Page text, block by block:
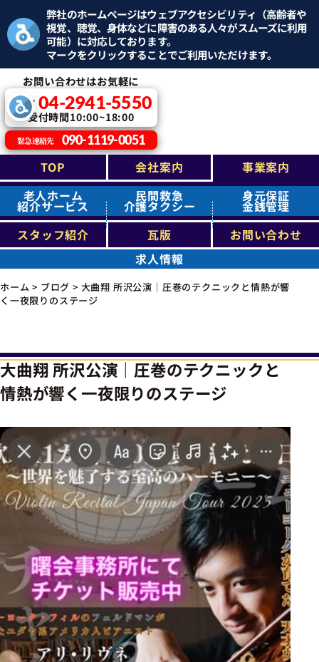
弊社のホームページはウェブアクセシビリティ（高齢者や
視覚、聴覚、身体などに障害のある人々がスムーズに利用
可能）に対応しております。
マークをクリックすることでご利用いただけます。
お問い合わせはお気軽に
TEL：04-2941-5550
受付時間10:00~18:00
緊急連絡先 090-1119-0051
TOP 会社案内
事業案内
老人ホーム
紹介サービス
民間救急
介護タクシー
身元保証
金銭管理
スタッフ紹介
瓦版
お問い合わせ
求人情報
ホーム > ブログ > 大曲翔 所沢公演｜圧巻のテクニックと情熱が響
く一夜限りのステージ
大曲翔 所沢公演｜圧巻のテクニックと
情熱が響く一夜限りのステージ